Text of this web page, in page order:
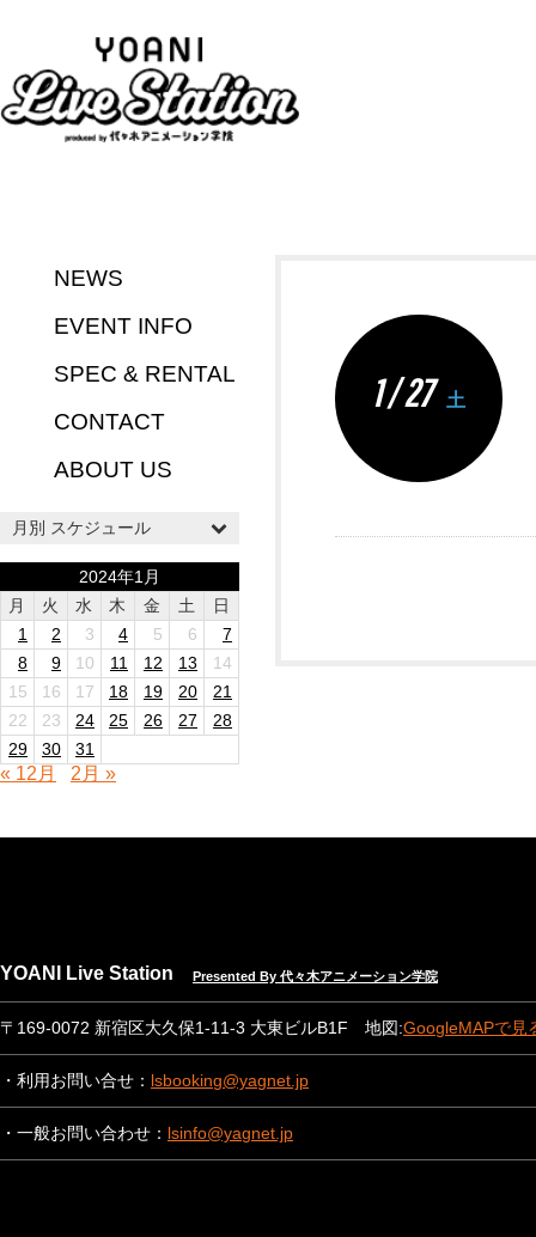
NEWS
EVENT INFO
SPEC & RENTAL
CONTACT
ABOUT US
月別 スケジュール
2024年1月
月
火 水 木 金 土
日
1
2 3 4 5 6
7
8
9 10 11 12 13
14
15
16 17 18 19 20
21
22
23 24 25 26 27
28
29
30 31
« 12月 2月 »
1 / 27 土
YOANI Live Station Presented By 代々木アニメーション学院
〒169-0072 新宿区大久保1-11-3 大東ビルB1F 地図:GoogleMAPで見
・利用お問い合せ： lsbooking@yagnet.jp
・一般お問い合わせ： lsinfo@yagnet.jp